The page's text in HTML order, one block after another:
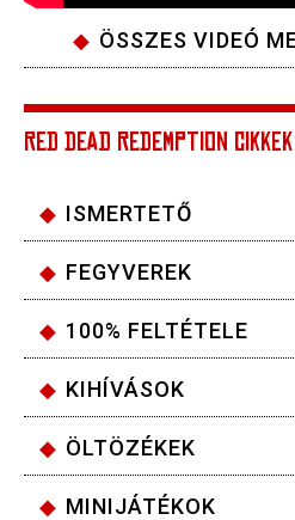
ÖSSZES VIDEÓ
RED DEAD REDEMPTION CIKKEK
ISMERTETŐ
FEGYVEREK
100% FELTÉTELE
KIHÍVÁSOK
ÖLTÖZÉKEK
MINIJÁTÉKOK